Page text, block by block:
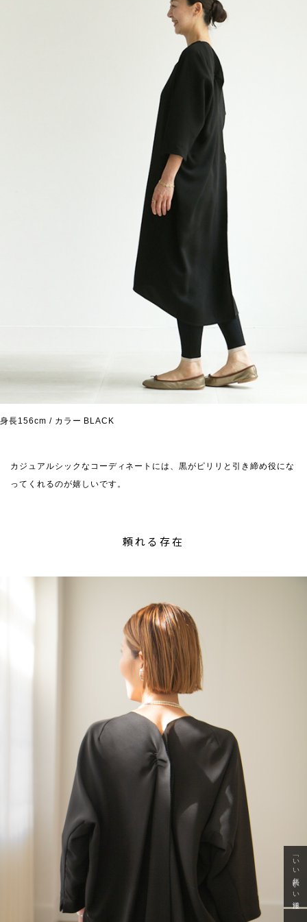
身長156cm / カラー BLACK
カジュアルシックなコーディネートには、黒がピリリと引き締め役にな
ってくれるのが嬉しいです。
頼れる存在
「いい年齢 いい洋服」